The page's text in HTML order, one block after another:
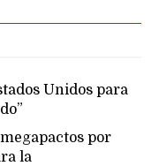
Unidos para
por
la